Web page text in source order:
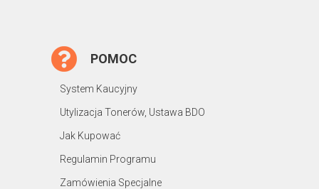
POMOC
System Kaucyjny
Utylizacja Tonerów, Ustawa BDO
Jak Kupować
Regulamin Programu
Zamówienia Specjalne